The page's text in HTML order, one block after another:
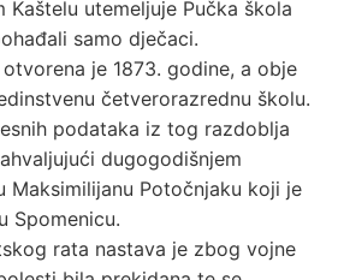
Kaštelu utemeljuje Pučka škola
samo dječaci.
je 1873. godine, a obje
četverorazrednu školu.
podataka iz tog razdoblja
dugogodišnjem
Maksimilijanu Potočnjaku koji je
Spomenicu.
rata nastava je zbog vojne